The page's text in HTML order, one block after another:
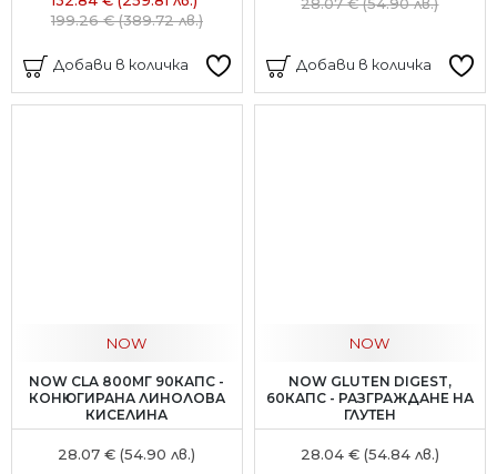
199.26 € (389.72 лв.)
Добави в количка Добави в количка
NOW
NOW CLA 800МГ 90КАПС -
КОНЮГИРАНА ЛИНОЛОВА
КИСЕЛИНА
28.07 € (54.90 лв.)
NOW
NOW GLUTEN DIGEST,
60КАПС - РАЗГРАЖДАНЕ НА
ГЛУТЕН
28.04 € (54.84 лв.)